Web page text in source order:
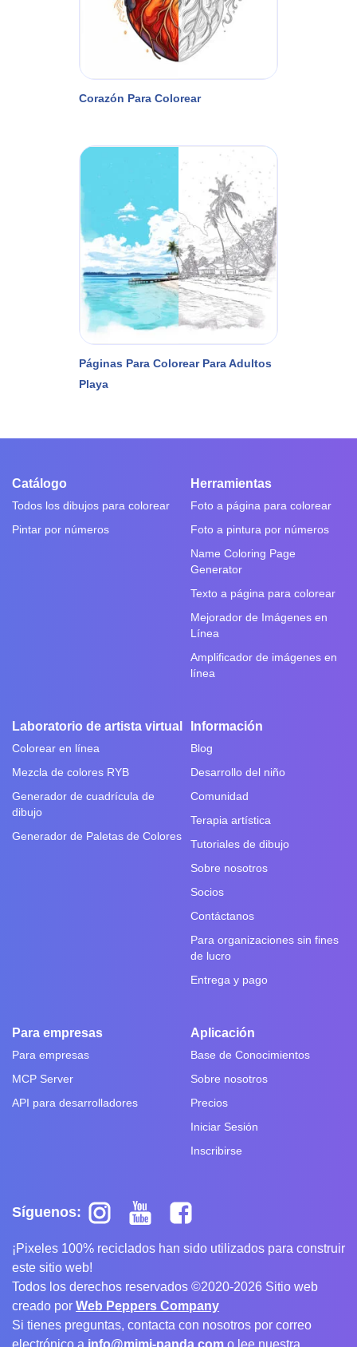
Corazón Para Colorear
Páginas Para Colorear Para Adultos
Playa
Catálogo
Todos los dibujos para colorear
Pintar por números
Herramientas
Foto a página para colorear
Foto a pintura por números
Name Coloring Page
Generator
Texto a página para colorear
Mejorador de Imágenes en
Línea
Amplificador de imágenes en
línea
Laboratorio de artista virtual
Colorear en línea
Mezcla de colores RYB
Generador de cuadrícula de
dibujo
Generador de Paletas de Colores
Información
Blog
Desarrollo del niño
Comunidad
Terapia artística
Tutoriales de dibujo
Sobre nosotros
Socios
Contáctanos
Para organizaciones sin fines
de lucro
Entrega y pago
Para empresas
Para empresas
MCP Server
API para desarrolladores
Aplicación
Base de Conocimientos
Sobre nosotros
Precios
Iniciar Sesión
Inscribirse
Síguenos:
¡Pixeles 100% reciclados han sido utilizados para construir
este sitio web!
Todos los derechos reservados ©2020-2026 Sitio web
creado por Web Peppers Company
Si tienes preguntas, contacta con nosotros por correo
electrónico a info@mimi-panda.com o lee nuestra